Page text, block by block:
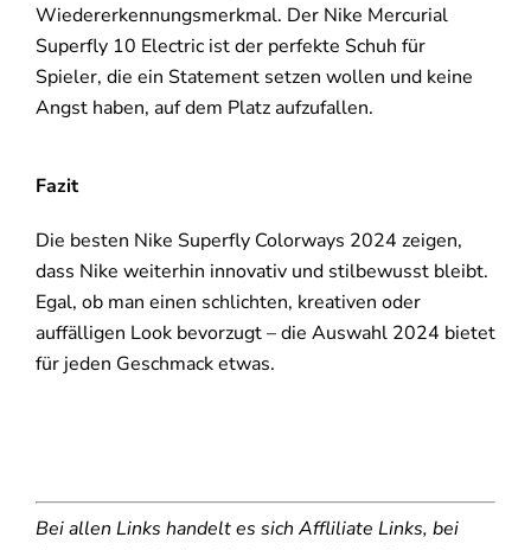
Wiedererkennungsmerkmal. Der Nike Mercurial
Superfly 10 Electric ist der perfekte Schuh für
Spieler, die ein Statement setzen wollen und keine
Angst haben, auf dem Platz aufzufallen.
Fazit
Die besten Nike Superfly Colorways 2024 zeigen,
dass Nike weiterhin innovativ und stilbewusst bleibt.
Egal, ob man einen schlichten, kreativen oder
auffälligen Look bevorzugt – die Auswahl 2024 bietet
für jeden Geschmack etwas.
Bei allen Links handelt es sich Affliliate Links, bei